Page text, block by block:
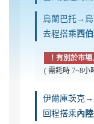
烏蘭巴托→
去程搭乘西
！有別於市
( 需耗時 7~8小
伊爾庫茨克→
回程搭乘內